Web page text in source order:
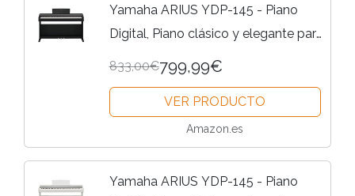
Yamaha ARIUS YDP-145 - Piano
Digital, Piano clásico y elegante para
principiantes y aficionados, para
833,00€799,99€
VER PRODUCTO
Amazon.es
Yamaha ARIUS YDP-145 - Piano